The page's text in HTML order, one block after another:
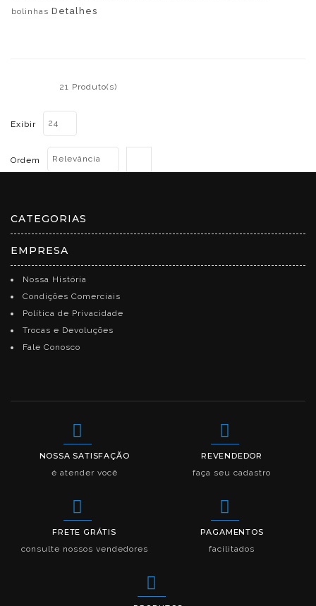
bolinhas Detalhes
21 Produto(s)
Exibir 24
Ordem Relevância
CATEGORIAS
EMPRESA
Nossa História
Condições Comerciais
Política de Privacidade
Trocas e Devoluções
Fale Conosco
NOSSA SATISFAÇÃO
é atender você
REVENDEDOR
faça seu cadastro
FRETE GRÁTIS
consulte nossos vendedores
PAGAMENTOS
facilitados